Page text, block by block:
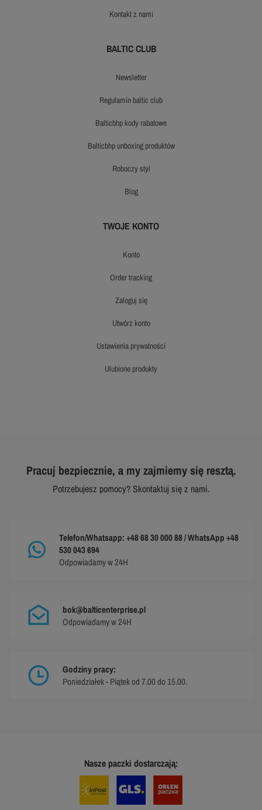
kontakt z nami
BALTIC CLUB
newsletter
regulamin baltic club
balticbhp kody rabatowe
balticbhp unboxing produktów
roboczy styl
blog
TWOJE KONTO
konto
order tracking
zaloguj się
utwórz konto
ustawienia prywatności
ulubione produkty
Pracuj bezpiecznie, a my zajmiemy się resztą.
Potrzebujesz pomocy? Skontaktuj się z nami.
Telefon/Whatsapp: +48 68 30 000 88 / WhatsApp +48
530 043 694
Odpowiadamy w 24H
bok@balticenterprise.pl
Odpowiadamy w 24H
Godziny pracy:
Poniedziałek - Piątek od 7.00 do 15.00.
Nasze paczki dostarczają: